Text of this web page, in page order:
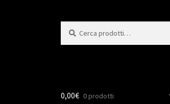
0,00€ 0 prodotti